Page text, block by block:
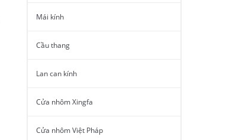
Mái kính
Cầu thang
Lan can kính
Cửa nhôm Xingfa
Cửa nhôm Việt Pháp